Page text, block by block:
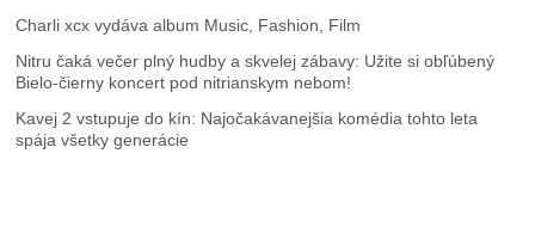
Charli xcx vydáva album Music, Fashion, Film
Nitru čaká večer plný hudby a skvelej zábavy: Užite si obľúbený
Bielo-čierny koncert pod nitrianskym nebom!
Kavej 2 vstupuje do kín: Najočakávanejšia komédia tohto leta
spája všetky generácie